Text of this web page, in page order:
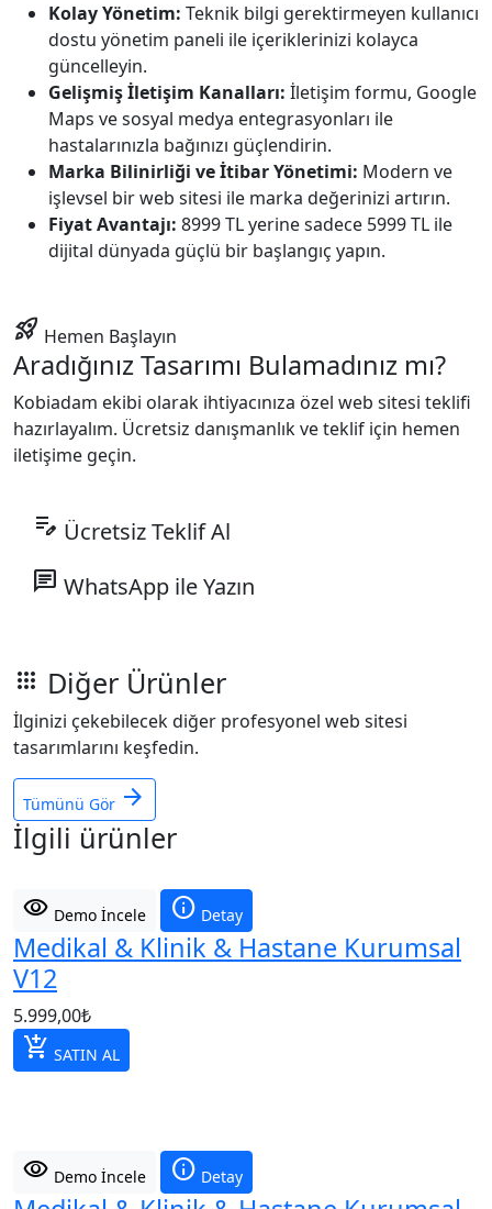
Kolay Yönetim: Teknik bilgi gerektirmeyen kullanıcı
dostu yönetim paneli ile içeriklerinizi kolayca
güncelleyin.
Gelişmiş İletişim Kanalları: İletişim formu, Google
Maps ve sosyal medya entegrasyonları ile
hastalarınızla bağınızı güçlendirin.
Marka Bilinirliği ve İtibar Yönetimi: Modern ve
işlevsel bir web sitesi ile marka değerinizi artırın.
Fiyat Avantajı: 8999 TL yerine sadece 5999 TL ile
dijital dünyada güçlü bir başlangıç yapın.
rocket_launch Hemen Başlayın
Aradığınız Tasarımı Bulamadınız mı?
Kobiadam ekibi olarak ihtiyacınıza özel web sitesi teklifi
hazırlayalım. Ücretsiz danışmanlık ve teklif için hemen
iletişime geçin.
edit_note Ücretsiz Teklif Al
chat WhatsApp ile Yazın
apps Diğer Ürünler
İlginizi çekebilecek diğer profesyonel web sitesi
tasarımlarını keşfedin.
Tümünü Gör arrow_forward
İlgili ürünler
visibility Demo İncele info Detay
Medikal & Klinik & Hastane Kurumsal
V12
5.999,00₺
add_shopping_cart SATIN AL
visibility Demo İncele info Detay